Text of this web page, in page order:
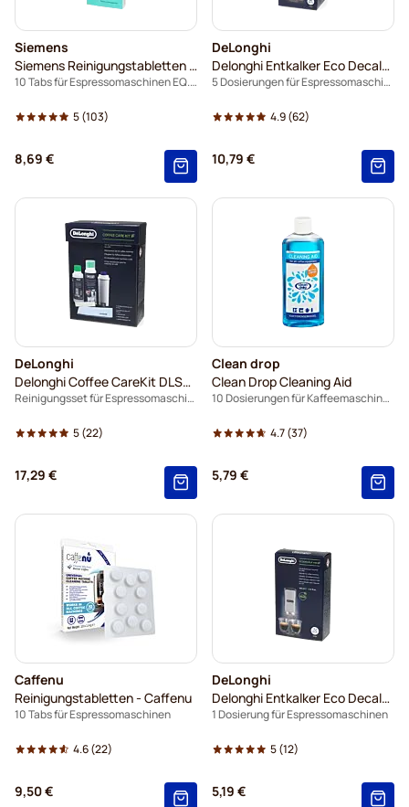
Siemens
Siemens Reinigungstabletten TZ80001B
10 Tabs für Espressomaschinen EQ.series
5(103)
8,69 €
DeLonghi
Delonghi Entkalker Eco Decalk DLSC500
5 Dosierungen für Espressomaschinen
4.9(62)
10,79 €
DeLonghi
Delonghi Coffee CareKit DLSC306
Reinigungsset für Espressomaschinen
5(22)
17,29 €
Clean drop
Clean Drop Cleaning Aid
10 Dosierungen für Kaffeemaschinen
4.7(37)
5,79 €
Caffenu
Reinigungstabletten - Caffenu
10 Tabs für Espressomaschinen
4.6(22)
9,50 €
DeLonghi
Delonghi Entkalker Eco Decalk mini DLSC101
1 Dosierung für Espressomaschinen
5(12)
5,19 €